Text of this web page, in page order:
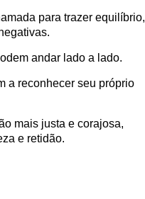
para trazer equilíbrio,
andar lado a lado.
a reconhecer seu próprio
mais justa e corajosa,
e retidão.